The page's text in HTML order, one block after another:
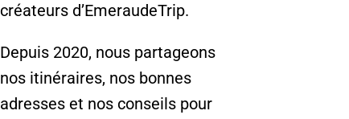
créateurs d’EmeraudeTrip.
Depuis 2020, nous partageons
nos itinéraires, nos bonnes
adresses et nos conseils pour